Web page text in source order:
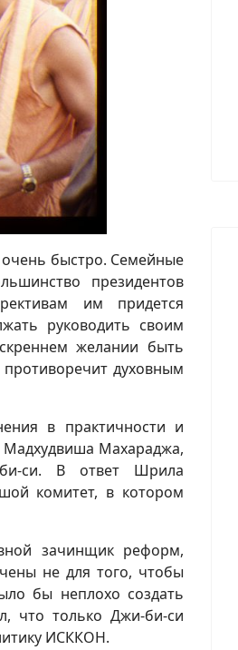
быстро. Семейные
президентов
им придется
руководить своим
желании быть
духовным
в практичности и
Мадхудвиша Махараджа,
си. В ответ Шрила
комитет, в котором
зачинщик реформ,
не для того, чтобы
бы неплохо создать
что только Джи-би-си
ИСККОН.